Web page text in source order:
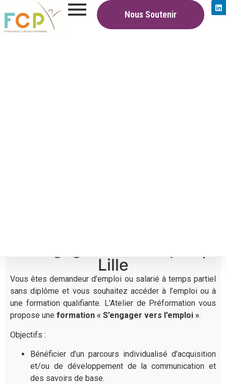
Nous Soutenir
Lille
Vous êtes demandeur d’emploi ou salarié à temps partiel
sans diplôme et vous souhaitez accéder à l’emploi ou à
une formation qualifiante. L’Atelier de Préformation vous
propose une formation « S’engager vers l’emploi ».
Objectifs :
Bénéficier d’un parcours individualisé d’acquisition
et/ou de développement de la communication et
des savoirs de base.